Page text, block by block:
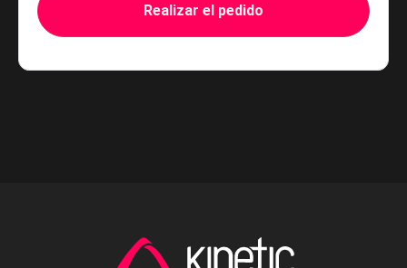
Realizar el pedido